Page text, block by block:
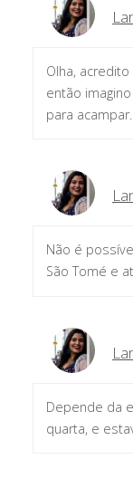
Olha,
então
para acampar.
Não é
São Tomé e
Depende da
quarta, e